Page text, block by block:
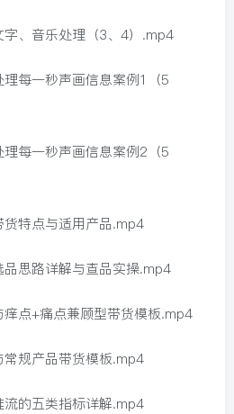
、音乐处理（3、4）.mp4
每一秒声画信息案例1（5
每一秒声画信息案例2（5
特点与适用产品.mp4
思路详解与查品实操.mp4
点+痛点兼顾型带货模板.mp4
规产品带货模板.mp4
的五类指标详解.mp4